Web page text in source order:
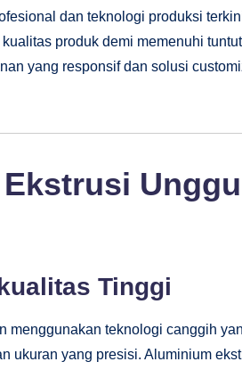
dan teknologi produksi
produk demi memenuhi
yang responsif dan solusi
Tinggi
menggunakan teknologi canggih
ukuran yang presisi. Aluminium